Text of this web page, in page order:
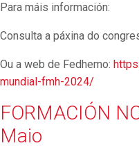
Para máis información:
Consulta a páxina do
Ou a web de Fedhemo:
mundial-fmh-2024/
FORMACIÓN
Maio